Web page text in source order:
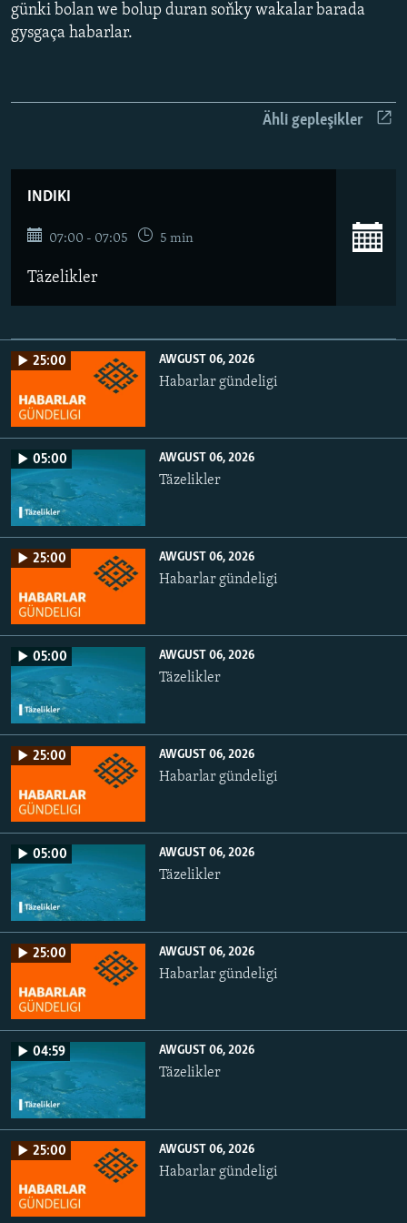
günki bolan we bolup duran soňky wakalar barada
gysgaça habarlar.
Ähli gepleşikler
INDIKI
07:00 - 07:05 5 min
Täzelikler
25:00 AWGUST 06, 2026
Habarlar gündeligi
05:00 AWGUST 06, 2026
Täzelikler
25:00 AWGUST 06, 2026
Habarlar gündeligi
05:00 AWGUST 06, 2026
Täzelikler
25:00 AWGUST 06, 2026
Habarlar gündeligi
05:00 AWGUST 06, 2026
Täzelikler
25:00 AWGUST 06, 2026
Habarlar gündeligi
04:59 AWGUST 06, 2026
Täzelikler
25:00 AWGUST 06, 2026
Habarlar gündeligi